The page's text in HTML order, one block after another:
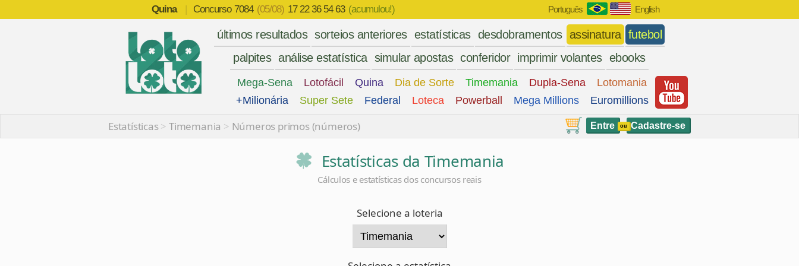
Quina | Concurso 7084 (05/08) 17 22 36 54 63 (acumulou!) Português English
últimos resultados sorteios anteriores estatísticas desdobramentos assinatura futebol
palpites análise estatística simular apostas conferidor imprimir volantes ebooks
Mega-Sena Lotofácil Quina Dia de Sorte Timemania Dupla-Sena
Lotomania
+Milionária
Super Sete Federal Loteca Powerball Mega Millions Euromillions
Entre ou Cadastre-se
Estatísticas>Timemania > Números primos (números)
Estatísticas da Timemania
Cálculos e estatísticas dos concursos reais
Selecione a loteria